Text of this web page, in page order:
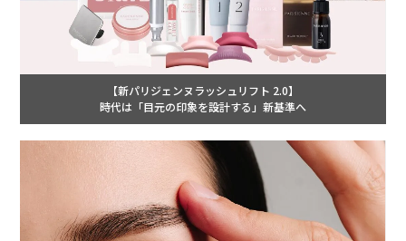
【新パリジェンヌラッシュリフト 2.0】
時代は「目元の印象を設計する」新基準へ